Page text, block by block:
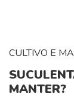
CULTIVO E
MANTER?